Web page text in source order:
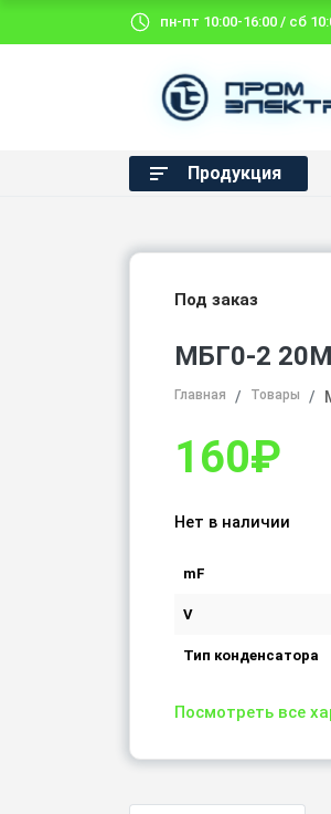
пн-пт 10:00-16:00 / сб
Продукция
Под заказ
МБГ0-2
Главная Товары
160₽
Нет в наличии
mF
V
Тип конденсатора
Посмотреть все